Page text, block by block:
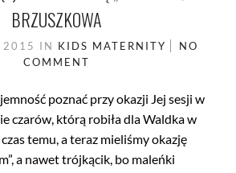
BRZUSZKOWA
2015 IN KIDS MATERNITY
NO
COMMENT
poznać przy okazji Jej sesji w
czarów, którą robiła dla Waldka w
temu, a teraz mieliśmy okazję
a nawet trójkącik, bo maleńki